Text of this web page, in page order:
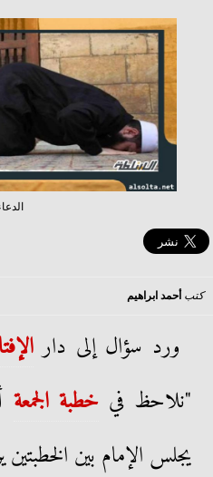
كتب أحمد ابراهيم
ورد سؤال إلى دار
"نلاحظ فيخطبة الجمعة
يجلس الإمام بين